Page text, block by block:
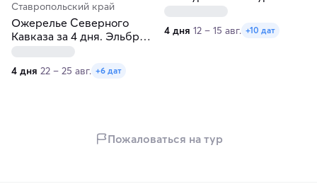
Ставропольский край
Ожерелье Северного
Кавказа за 4 дня. Эльбрус,
4 дня 22 – 25 авг. +6 дат
4 дня 12 – 15 авг. +10 дат
Пожаловаться на тур